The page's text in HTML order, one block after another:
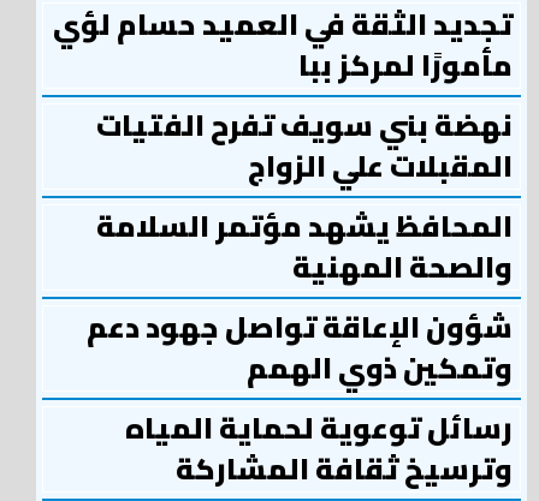
تجديد الثقة في العميد حسام لؤي
مأمورًا لمركز ببا
نهضة بني سويف تفرح الفتيات
المقبلات علي الزواج
المحافظ يشهد مؤتمر السلامة
والصحة المهنية
شؤون الإعاقة تواصل جهود دعم
وتمكين ذوي الهمم
رسائل توعوية لحماية المياه
وترسيخ ثقافة المشاركة